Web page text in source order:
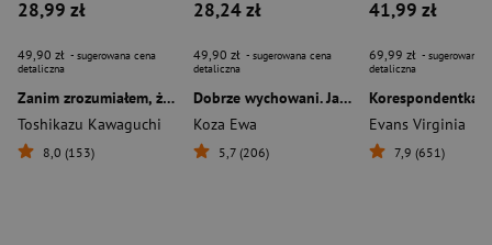
28,99 zł
49,90 zł - sugerowana cena
detaliczna
Zanim zrozumiałem, że cię kocham
Toshikazu Kawaguchi
8,0 (153)
28,24 zł
49,90 zł - sugerowana cena
detaliczna
Dobrze wychowani. Jak wytresowano milenialsów
Koza Ewa
5,7 (206)
41,99 zł
69,99 zł - sugerowana
detaliczna
Korespondentka
Evans Virginia
7,9 (651)